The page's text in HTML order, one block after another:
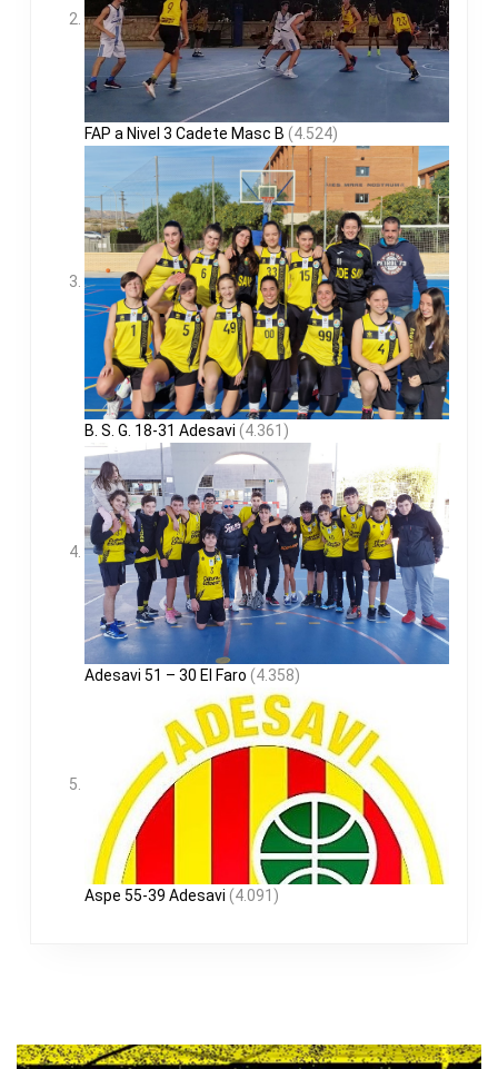
FAP a Nivel 3 Cadete Masc B (4.524)
B. S. G. 18-31 Adesavi (4.361)
Adesavi 51 – 30 El Faro (4.358)
Aspe 55-39 Adesavi (4.091)